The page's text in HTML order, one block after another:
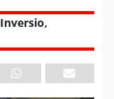
Inversio,